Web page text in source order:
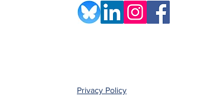
Privacy Policy